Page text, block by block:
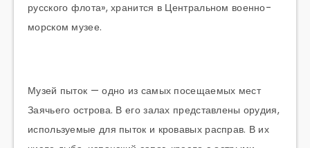
русского флота», хранится в Центральном военно-
морском музее.
Музей пыток — одно из самых посещаемых мест
Заячьего острова. В его залах представлены орудия,
используемые для пыток и кровавых расправ. В их